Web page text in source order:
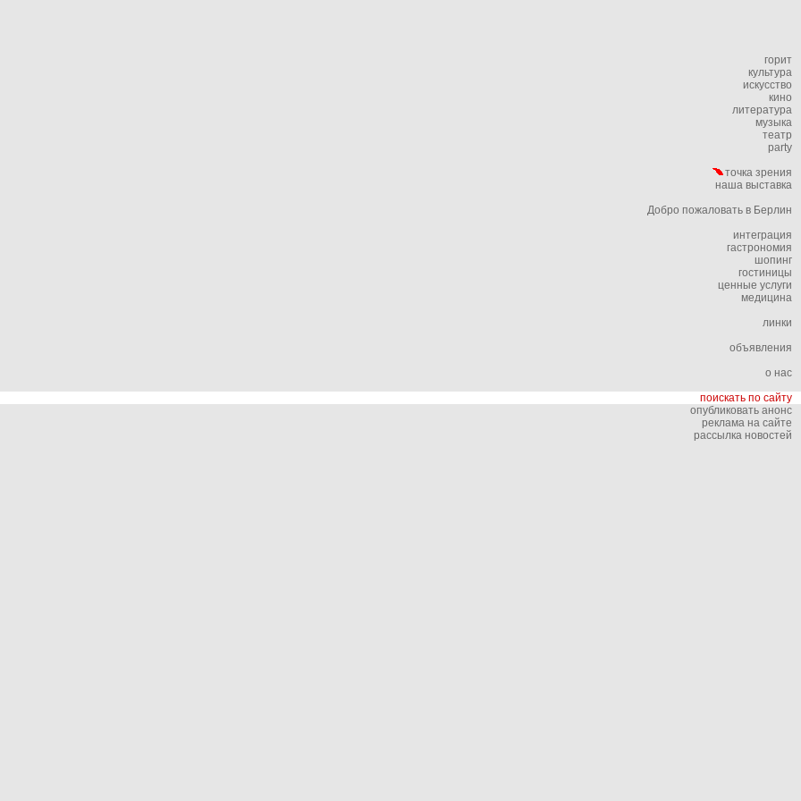
горит
культура
искусство
кино
литература
музыка
театр
party
точка зрения
наша выставка
Добро пожаловать в Берлин
интеграция
гастрономия
шопинг
гостиницы
ценные услуги
медицина
линки
объявления
о нас
поискать по сайту
опубликовать анонс
реклама на сайте
рассылка новостей